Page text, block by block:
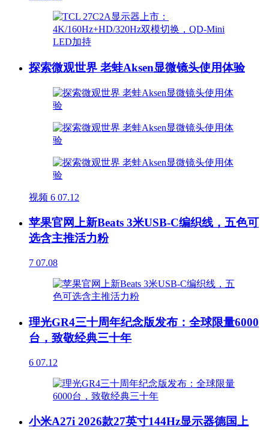
探索微观世界 老蛙Aksen显微镜头使用体验
视频 6 07.12
苹果官网上新Beats 3米USB-C编织线，五色可
选含主推活力粉
7 07.08
理光GR4三十周年纪念版发布：全球限量6000
台，致敬经典三十年
6 07.12
小米A27i 2026款27英寸144Hz显示器德国上